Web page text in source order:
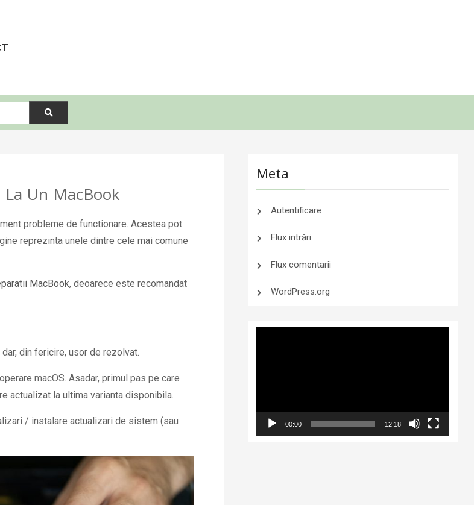
Un MacBook
probleme de functionare. Acestea pot
reprezinta unele dintre cele mai comune
MacBook, deoarece este recomandat
din fericire, usor de rezolvat.
macOS. Asadar, primul pas pe care
actualizat la ultima varianta disponibila.
/ instalare actualizari de sistem (sau
Meta
Autentificare
Flux intrări
Flux comentarii
WordPress.org
00:00 12:18